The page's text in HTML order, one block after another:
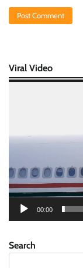
Viral Video
00:00
Search